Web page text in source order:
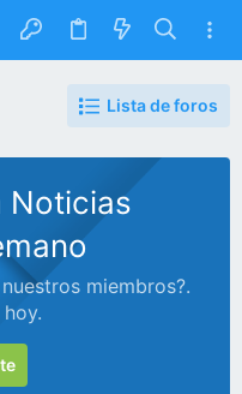
Lista de foros
Noticias
miembros?.